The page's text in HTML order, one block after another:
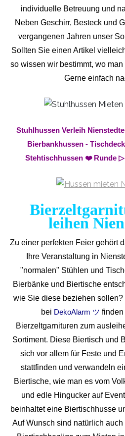
individuelle Betreuung und
Neben Geschirr, Besteck und
vergangenen Jahren unser
Sollten Sie einen Artikel
so wissen wir bestimmt, wo
Gerne einfach
Stuhlhussen Verleih
Bierbankhussen -
Stehtischhussen ❤️ Runde
leihen
Zu einer perfekten Feier gehört
Ihre Veranstaltung in
"normalen" Stühlen und
Bierbänke und Biertische
wie Sie diese beziehen sollen?
bei DekoAlarm ツ
Bierzeltgarnituren zum
Sortiment. Diese Biertisch und
sich vor allem für Feste und
stattfinden und verwandeln
Biertische, wie man es vom
und edle Hingucker auf
beinhaltet eine Biertischhusse
Auf Wunsch sind natürlich